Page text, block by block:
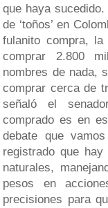
que haya
de ‘toños’ en
fulanito compra,
comprar 2.800
nombres de nada,
comprar cerca de
señaló el
comprado es en
debate que
registrado que hay
naturales,
pesos en
precisiones para